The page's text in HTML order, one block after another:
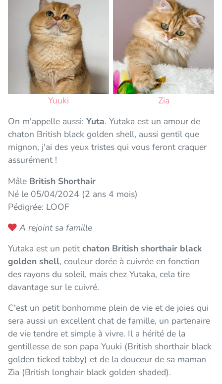
Yuuki
Zia
On m'appelle aussi: Yuta. Yutaka est un amour de
chaton British black golden shell, aussi gentil que
mignon, j'ai des yeux tristes qui vous feront craquer
assurément !
Mâle British Shorthair
Né le 05/04/2024 (2 ans 4 mois)
Pédigrée: LOOF
A rejoint sa famille
Yutaka est un petitchaton British shorthair black
golden shell, couleur dorée à cuivrée en fonction
des rayons du soleil, mais chez Yutaka, cela tire
davantage sur le cuivré.
C'est un petit bonhomme plein de vie et de joies qui
sera aussi un excellent chat de famille, un partenaire
de vie tendre et simple à vivre. Il a hérité de la
gentillesse de son papa Yuuki (British shorthair black
golden ticked tabby) et de la douceur de sa maman
Zia (British longhair black golden shaded).